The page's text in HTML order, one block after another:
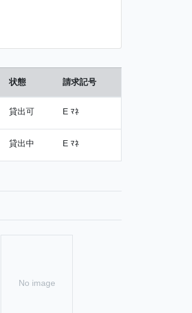
状態 請求記号
貸出可 E ﾏﾈ
貸出中 E ﾏﾈ
No image